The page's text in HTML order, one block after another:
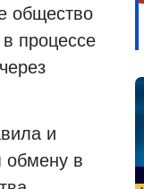
общество
процессе
и
обмену в